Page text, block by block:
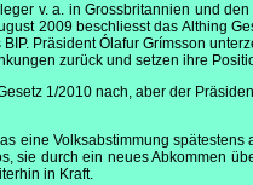
v. a. in Grossbritannien und
2009beschliesst das Althing
Präsident Ólafur Grímsson
zurück und setzen ihre
1/2010 nach, aber der
eine Volksabstimmung
sie durch ein neues Abkommen
in Kraft.